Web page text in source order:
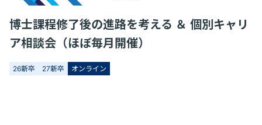
博士課程修了後の進路を考える ＆ 個別キャリ
ア相談会（ほぼ毎月開催）
26新卒 27新卒 オンライン